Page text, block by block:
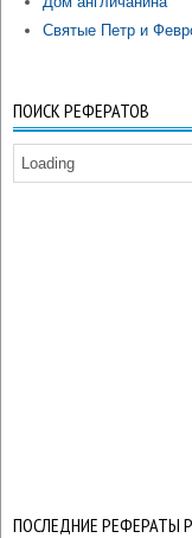
Святые Петр и
ПОИСК РЕФЕРАТОВ
Loading
ПОСЛЕДНИЕ РЕФЕРАТЫ